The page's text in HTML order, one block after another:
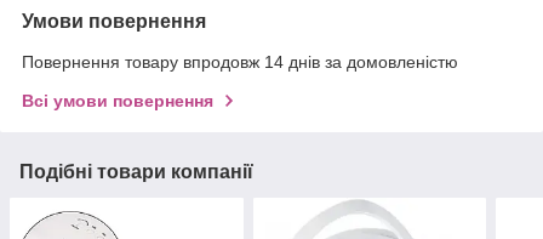
Умови повернення
Повернення товару впродовж 14 днів за домовленістю
Всі умови повернення
Подібні товари компанії